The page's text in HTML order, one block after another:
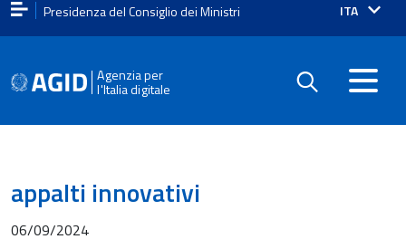
Presidenza del Consiglio dei Ministri Lingua
ITA
Agenzia per
l'Italia digitale
appalti innovativi
06/09/2024